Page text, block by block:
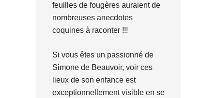
feuilles de fougères auraient de
nombreuses anecdotes
coquines à raconter !!!
Si vous êtes un passionné de
Simone de Beauvoir, voir ces
lieux de son enfance est
exceptionnellement visible en se